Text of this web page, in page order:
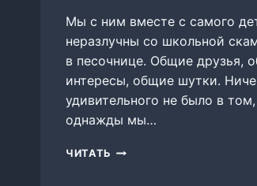
Мы с ним вместе с самого
неразлучны со школьной
в песочнице. Общие друзья,
интересы, общие шутки.
удивительного не было в
однажды мы…
ЧИТАТЬ МОИ